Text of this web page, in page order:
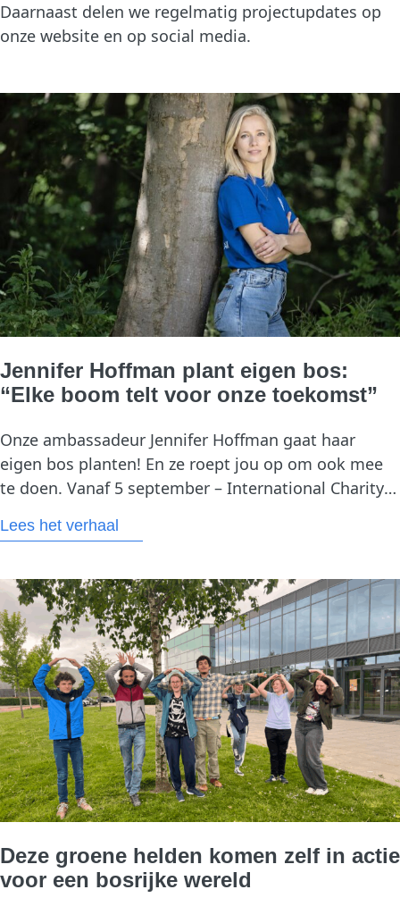
Daarnaast delen we regelmatig projectupdates op
onze website en op social media.
Jennifer Hoffman plant eigen bos:
“Elke boom telt voor onze toekomst”
Onze ambassadeur Jennifer Hoffman gaat haar
eigen bos planten! En ze roept jou op om ook mee
te doen. Vanaf 5 september – International Charity
je online meeplanten in het bos van Jennifer. Haar
Lees het verhaal
Deze groene helden komen zelf in actie
voor een bosrijke wereld